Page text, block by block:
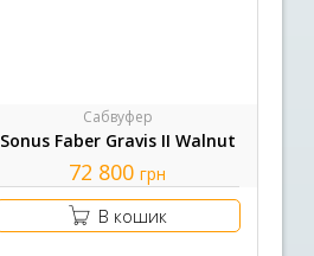
Сабвуфер
Sonus Faber Gravis II Walnut
72 800грн
В кошик